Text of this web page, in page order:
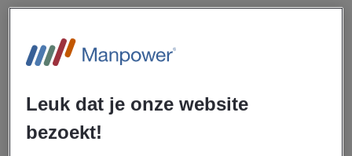
Start up, operate, monitor, and stop production
Execute and supervise production processes within
established standards
Follow and control processes using formulas,
Leuk dat je onze website
bezoekt!